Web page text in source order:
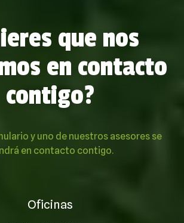
que nos
en contacto
contigo?
y uno de nuestros asesores se
en contacto contigo.
Oficinas